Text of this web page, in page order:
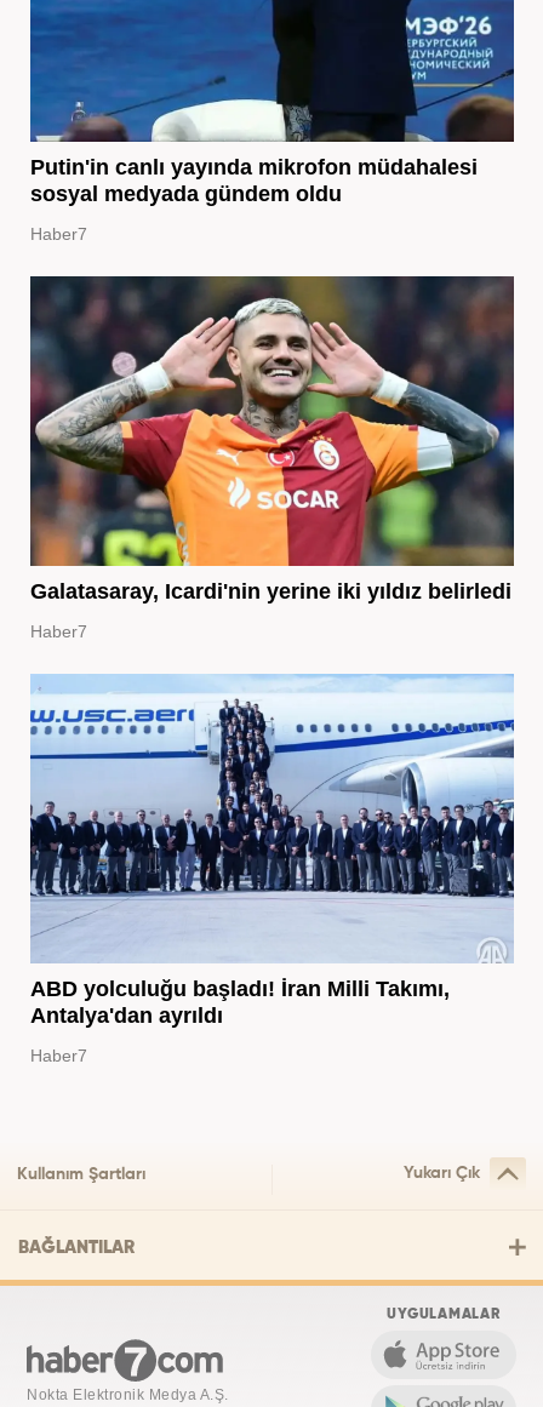
Putin'in canlı yayında mikrofon müdahalesi
sosyal medyada gündem oldu
Haber7
Galatasaray, Icardi'nin yerine iki yıldız belirledi
Haber7
ABD yolculuğu başladı! İran Milli Takımı,
Antalya'dan ayrıldı
Haber7
Kullanım Şartları Yukarı Çık
BAĞLANTILAR
Nokta Elektronik Medya A.Ş.
UYGULAMALAR